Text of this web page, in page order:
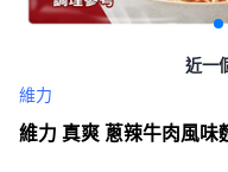
近一
維力
維力 真爽 蔥辣牛肉風味